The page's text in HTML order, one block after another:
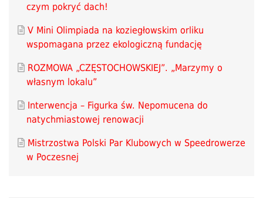
czym pokryć dach!
V Mini Olimpiada na koziegłowskim orliku
wspomagana przez ekologiczną fundację
ROZMOWA „CZĘSTOCHOWSKIEJ”. „Marzymy o
własnym lokalu”
Interwencja – Figurka św. Nepomucena do
natychmiastowej renowacji
Mistrzostwa Polski Par Klubowych w Speedrowerze
w Poczesnej